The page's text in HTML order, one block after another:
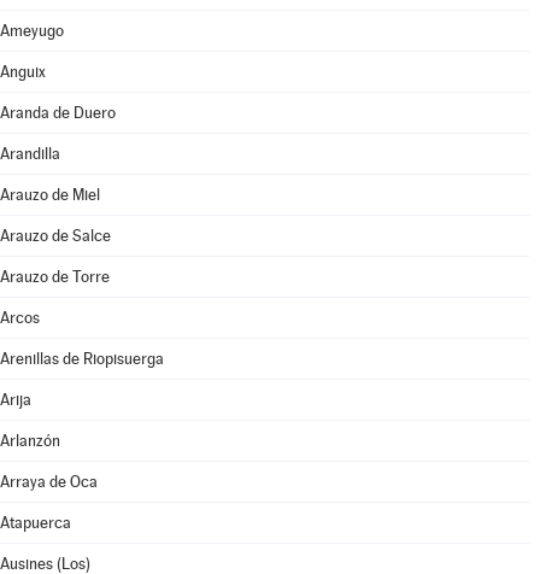
Ameyugo
Anguix
Aranda de Duero
Arandilla
Arauzo de Miel
Arauzo de Salce
Arauzo de Torre
Arcos
Arenillas de Riopisuerga
Arija
Arlanzón
Arraya de Oca
Atapuerca
Ausines (Los)